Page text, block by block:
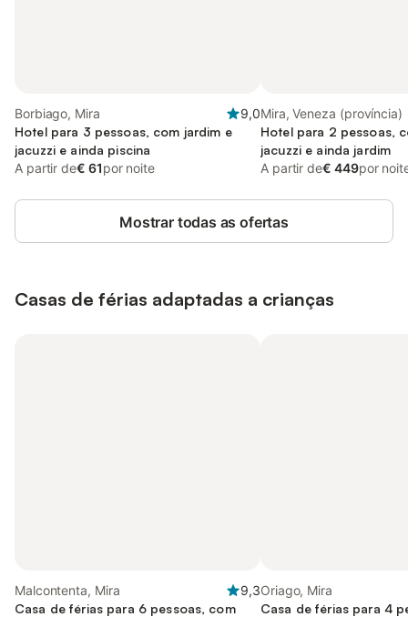
Borbiago, Mira
9,0
Hotel para 3 pessoas, com jardim e
jacuzzi e ainda piscina
A partir de€ 61por noite
Mira, Veneza (província)
Hotel para 2 pessoas,
jacuzzi e ainda jardim
A partir de€ 449por
Mostrar todas as ofertas
Casas de férias adaptadas a crianças
Malcontenta, Mira
9,3
Casa de férias para 6 pessoas, com
Oriago, Mira
Casa de férias para 4